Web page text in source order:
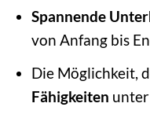
Spannende
von Anfang bis
Die Möglichkeit,
Fähigkeiten unter